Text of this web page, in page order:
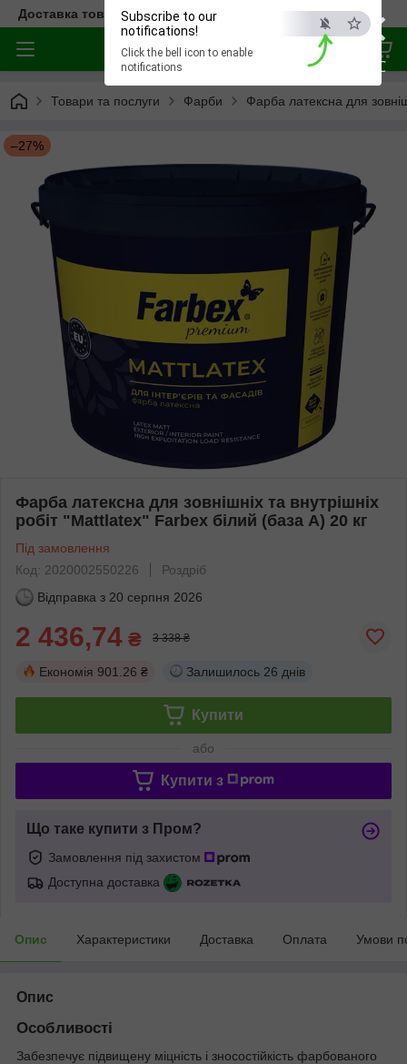
×
ESC
Subscribe to our
notifications!
Click the bell icon to enable
notifications
Доставка товара по всей Украине
Товари та послуги Фарби Фарба латексна для
–27%
Фарба латексна для зовнішніх та внутрішніх
робіт "Mattlatex" Farbex білий (база А) 20 кг
Під замовлення
Код: 2020002550226
Роздріб
Відправка з 20 серпня 2026
2 436,74 ₴ 3 338 ₴
Економія 901.26 ₴ Залишилось 26 днів
Купити
або
Купити з
Що таке купити з Пром?
Замовлення під захистом
Доступна доставка
Опис Характеристики Доставка Оплата Умови
Опис
Особливості
Забезпечує підвищену міцність і зносостійкість фарбованого